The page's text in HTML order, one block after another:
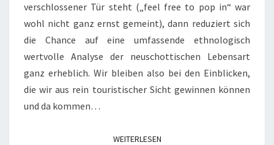
verschlossener Tür steht („feel free to pop in“ war
wohl nicht ganz ernst gemeint), dann reduziert sich
die Chance auf eine umfassende ethnologisch
wertvolle Analyse der neuschottischen Lebensart
ganz erheblich. Wir bleiben also bei den Einblicken,
die wir aus rein touristischer Sicht gewinnen können
und da kommen…
WEITERLESENWEITERLESEN